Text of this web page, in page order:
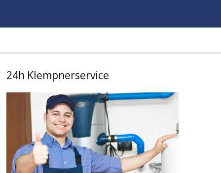
24h Klempnerservice